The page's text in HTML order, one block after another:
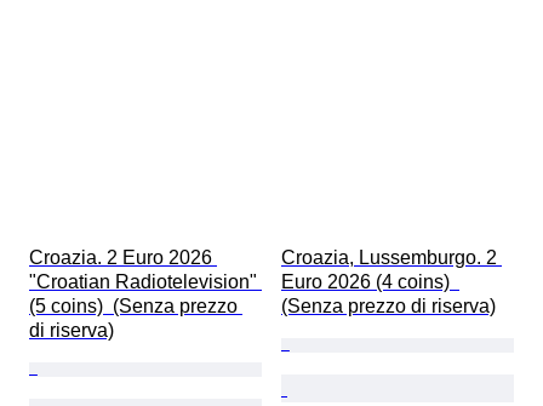
Croazia. 2 Euro 2026
"Croatian Radiotelevision"
(5 coins)  (Senza prezzo
di riserva)
Croazia, Lussemburgo. 2
Euro 2026 (4 coins)
(Senza prezzo di riserva)